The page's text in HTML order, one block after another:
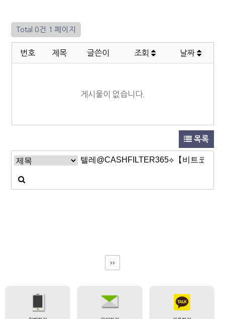
Total 0건 1 페이지
번호 제목 글쓴이 조회 날짜
게시물이 없습니다.
목록